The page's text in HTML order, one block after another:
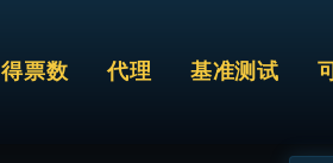
得票数 代理 基准测试